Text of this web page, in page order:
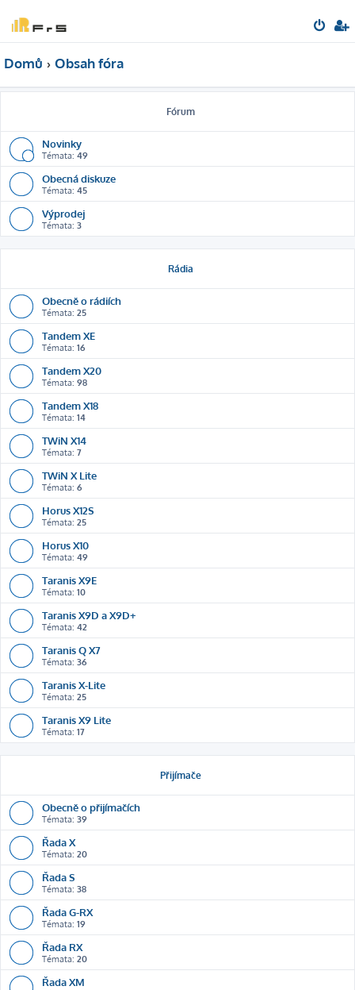
Domů Obsah fóra
Fórum
Novinky
Témata: 49
Obecná diskuze
Témata: 45
Výprodej
Témata: 3
Rádia
Obecně o rádiích
Témata: 25
Tandem XE
Témata: 16
Tandem X20
Témata: 98
Tandem X18
Témata: 14
TWiN X14
Témata: 7
TWiN X Lite
Témata: 6
Horus X12S
Témata: 25
Horus X10
Témata: 49
Taranis X9E
Témata: 10
Taranis X9D a X9D+
Témata: 42
Taranis Q X7
Témata: 36
Taranis X-Lite
Témata: 25
Taranis X9 Lite
Témata: 17
Přijímače
Obecně o přijímačích
Témata: 39
Řada X
Témata: 20
Řada S
Témata: 38
Řada G-RX
Témata: 19
Řada RX
Témata: 20
Řada XM